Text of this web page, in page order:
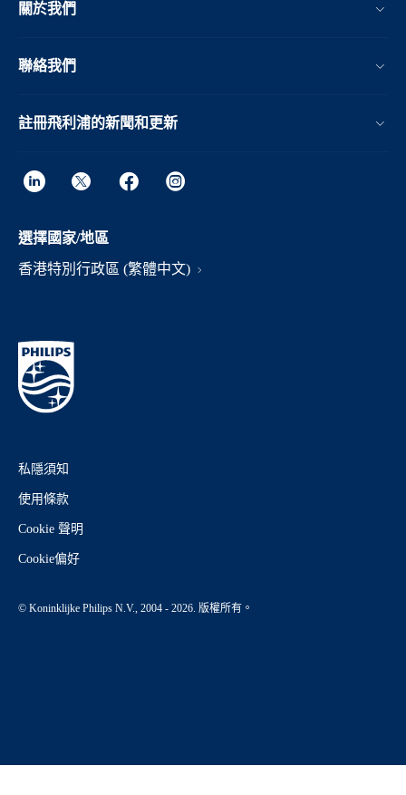
關於我們
聯絡我們
註冊飛利浦的新聞和更新
選擇國家/地區
香港特別行政區 (繁體中文)
私隱須知
使用條款
Cookie 聲明
Cookie偏好
© Koninklijke Philips N.V., 2004 - 2026. 版權所有。